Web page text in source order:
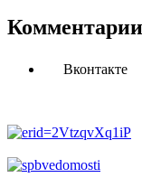
Комментарии
Вконтакте